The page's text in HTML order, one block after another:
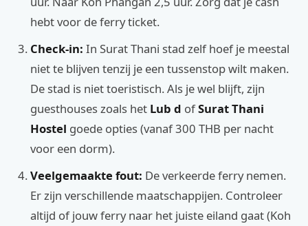
hebt voor de ferry ticket.
Check-in: In Surat Thani stad zelf hoef je meestal
niet te blijven tenzij je een tussenstop wilt maken.
De stad is niet toeristisch. Als je wel blijft, zijn
guesthouses zoals het Lub d ofSurat Thani
Hostel goede opties (vanaf 300 THB per nacht
voor een dorm).
Veelgemaakte fout: De verkeerde ferry nemen.
Er zijn verschillende maatschappijen. Controleer
altijd of jouw ferry naar het juiste eiland gaat (Koh